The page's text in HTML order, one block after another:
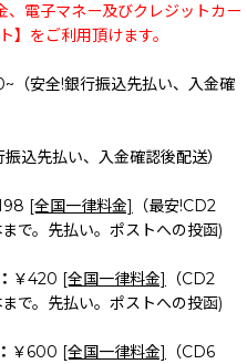
、電子マネー及びクレジットカー
】をご利用頂けます。
（安全!銀行振込先払い、入金確
込先払い、入金確認後配送）
[全国一律料金]
（最安!CD2
で。先払い。ポストへの投函)
￥420 [全国一律料金]
（CD2
で。先払い。ポストへの投函)
￥600 [全国一律料金]
（CD6